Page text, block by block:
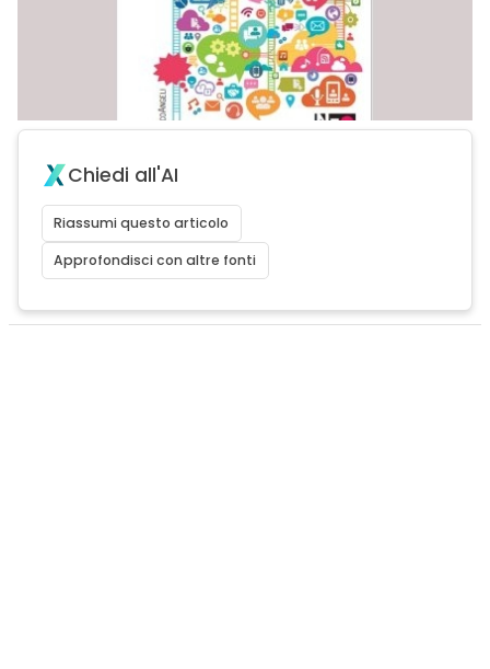
Chiedi all'AI
Riassumi questo articolo
Approfondisci con altre fonti